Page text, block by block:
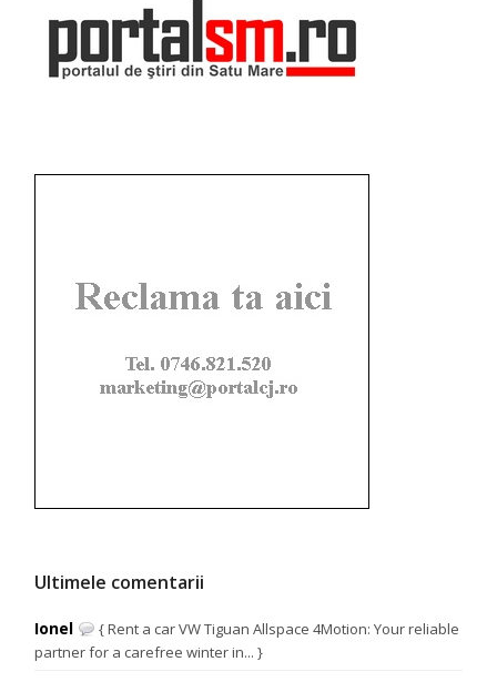
Ultimele comentarii
Ionel
{ Rent a car VW Tiguan Allspace 4Motion: Your reliable
partner for a carefree winter in... }